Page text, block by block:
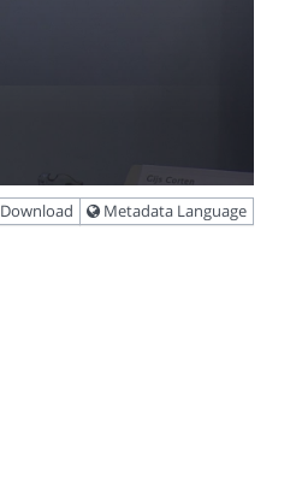
Download Metadata Language